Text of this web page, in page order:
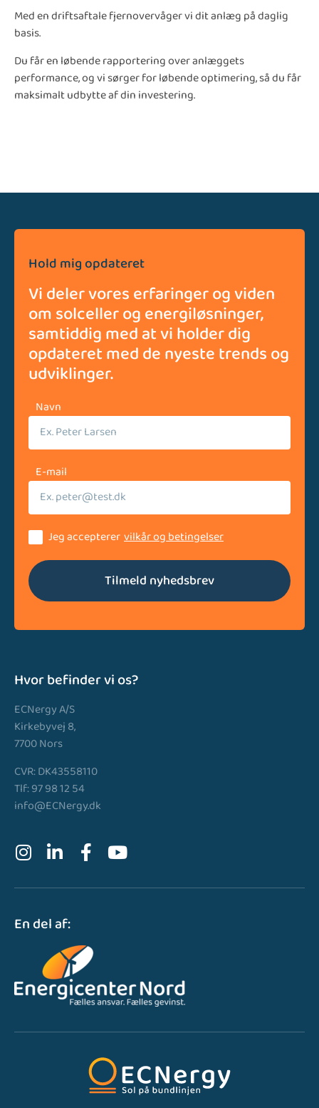
Med en driftsaftale fjernovervåger vi dit anlæg på daglig
basis.
Du får en løbende rapportering over anlæggets
performance, og vi sørger for løbende optimering, så du får
maksimalt udbytte af din investering.
Hold mig opdateret
Vi deler vores erfaringer og viden
om solceller og energiløsninger,
samtiddig med at vi holder dig
opdateret med de nyeste trends og
udviklinger.
Navn
E-mail
Jeg accepterer vilkår og betingelser
Tilmeld nyhedsbrev
Hvor befinder vi os?
ECNergy A/S
Kirkebyvej 8,
7700 Nors
CVR: DK43558110
Tlf: 97 98 12 54
info@ECNergy.dk
En del af: